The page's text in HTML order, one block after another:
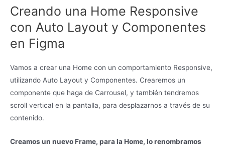
Creando una Home Responsive
con Auto Layout y Componentes
en Figma
Vamos a crear una Home con un comportamiento Responsive,
utilizando Auto Layout y Componentes. Crearemos un
componente que haga de Carrousel, y también tendremos
scroll vertical en la pantalla, para desplazarnos a través de su
contenido.
Creamos un nuevo Frame, para la Home, lo renombramos